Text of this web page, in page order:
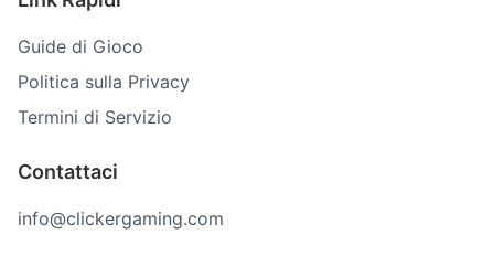
Guide di Gioco
Politica sulla Privacy
Termini di Servizio
Contattaci
info@clickergaming.com